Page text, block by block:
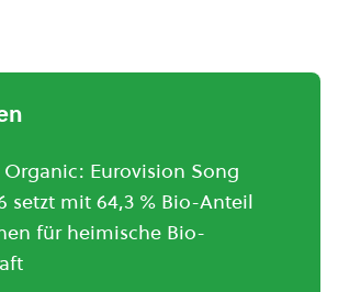
Organic: Eurovision Song
setzt mit 64,3 % Bio-Anteil
für heimische Bio-